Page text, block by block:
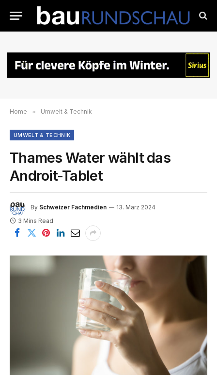
Home » Umwelt & Technik
UMWELT & TECHNIK
Thames Water wählt das
Androit-Tablet
By Schweizer Fachmedien
13. März 2024
3 Mins Read